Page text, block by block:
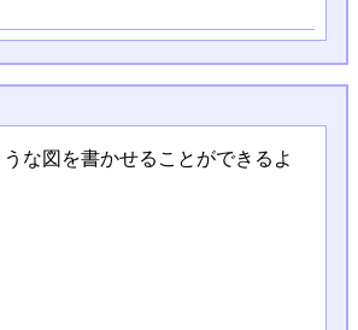
な図を書かせることができるよ